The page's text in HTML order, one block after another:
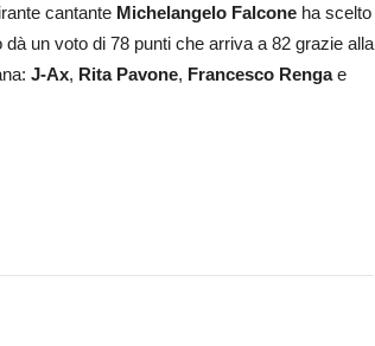
cantante Michelangelo Falcone ha scelto
dà un voto di 78 punti che arriva a 82 grazie alla
J-Ax, Rita Pavone, Francesco Rengae